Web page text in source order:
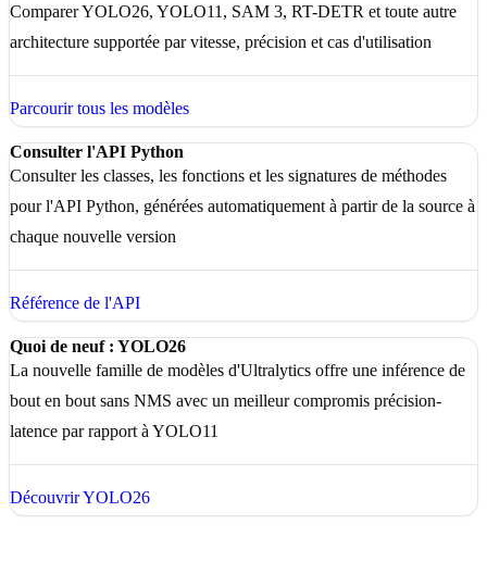
Comparer YOLO26, YOLO11, SAM 3, RT-DETR et toute autre
architecture supportée par vitesse, précision et cas d'utilisation
Parcourir tous les modèles
Consulter l'API Python
Consulter les classes, les fonctions et les signatures de méthodes
pour l'API Python, générées automatiquement à partir de la source à
chaque nouvelle version
Référence de l'API
Quoi de neuf : YOLO26
La nouvelle famille de modèles d'Ultralytics offre une inférence de
bout en bout sans NMS avec un meilleur compromis précision-
latence par rapport à YOLO11
Découvrir YOLO26